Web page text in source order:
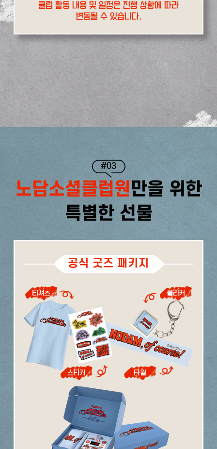
클럽 활동 내용 및 일정은 진행 상황에 따라
변동될 수 있습니다.
#03
노담소셜클럽원만을 위한
특별한 선물
공식 굿즈 패키지